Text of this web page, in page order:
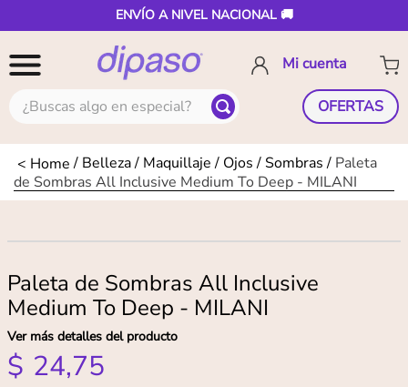
ENVÍO A NIVEL NACIONAL 🚚
¿Buscas algo en especial? OFERTAS
Belleza Maquillaje Ojos Sombras
Paleta
de Sombras All Inclusive Medium To Deep - MILANI
Paleta de Sombras All Inclusive
Medium To Deep - MILANI
Ver más detalles del producto
$ 24,75